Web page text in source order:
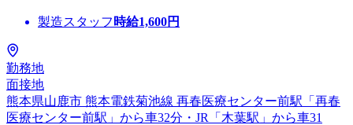
製造スタッフ 時給1,600円
勤務地
面接地
熊本県山鹿市 熊本電鉄菊池線 再春医療センター前駅「再春
医療センター前駅」から車32分・JR「木葉駅」から車31